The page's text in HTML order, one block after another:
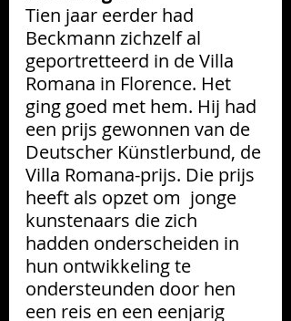
Tien jaar eerder had
Beckmann zichzelf al
geportretteerd in de Villa
Romana in Florence. Het
ging goed met hem. Hij had
een prijs gewonnen van de
Deutscher Künstlerbund, de
Villa Romana-prijs. Die prijs
heeft als opzet om  jonge
kunstenaars die zich
hadden onderscheiden in
hun ontwikkeling te
ondersteunden door hen
een reis en een eenjarig